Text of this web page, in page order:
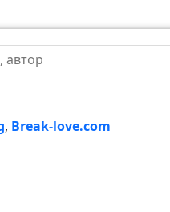
, Break-love.com